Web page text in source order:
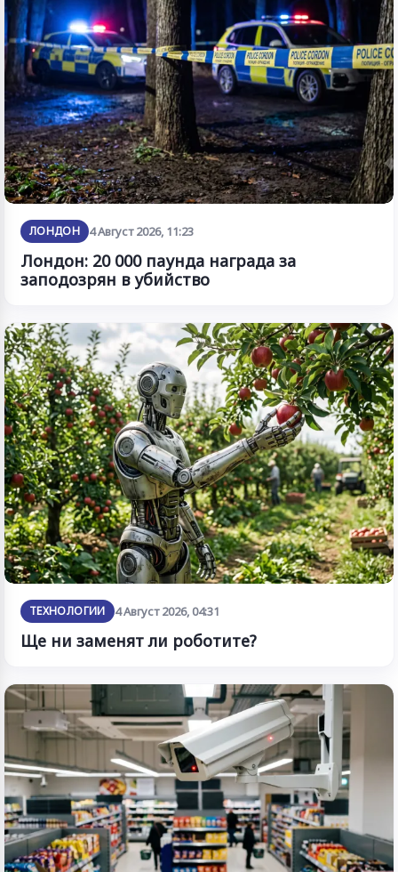
ЛОНДОН 4 Август 2026, 11:23
Лондон: 20 000 паунда награда за
заподозрян в убийство
ТЕХНОЛОГИИ 4 Август 2026, 04:31
Ще ни заменят ли роботите?